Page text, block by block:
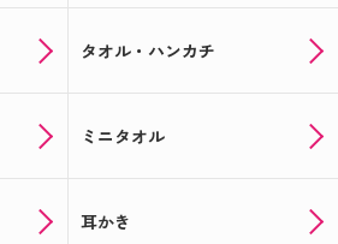
できる★写真入り★敬老の日ギ
思い出に♪オリジナルのお菓子
る！オリジナルギフト特集★☆
タオル・ハンカチ
ミニタオル
耳かき